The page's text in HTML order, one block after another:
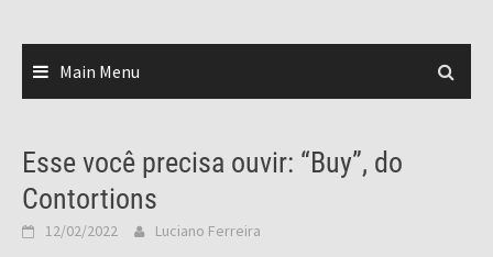
Main Menu
Esse você precisa ouvir: “Buy”, do
Contortions
12/02/2022 Luciano Ferreira